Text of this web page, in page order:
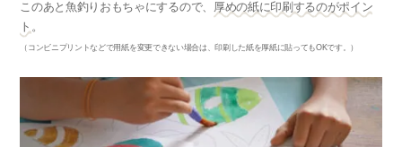
このあと魚釣りおもちゃにするので、 厚めの紙に印刷するのがポイン
ト 。
（コンビニプリントなどで用紙を変更できない場合は、印刷した紙を厚紙に貼ってもOKです。）